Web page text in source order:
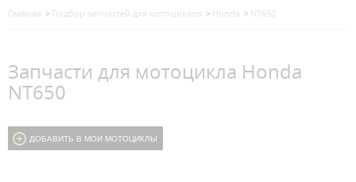
Главная Подбор запчастей для мотоциклов Honda NT650
Запчасти для мотоцикла Honda
NT650
ДОБАВИТЬ В МОИ МОТОЦИКЛЫ